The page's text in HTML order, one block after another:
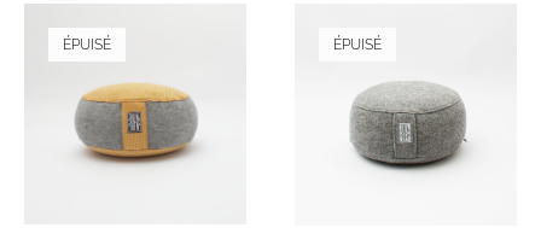
ÉPUISÉ ÉPUISÉ